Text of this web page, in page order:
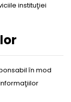
instituţiei
în mod